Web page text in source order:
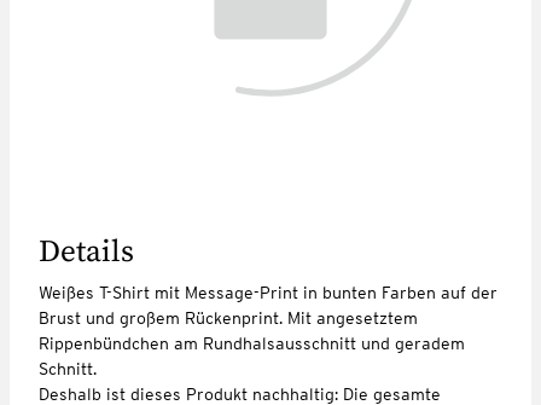
Details
Weißes T-Shirt mit Message-Print in bunten Farben auf der
Brust und großem Rückenprint. Mit angesetztem
Rippenbündchen am Rundhalsausschnitt und geradem
Schnitt.
Deshalb ist dieses Produkt nachhaltig: Die gesamte